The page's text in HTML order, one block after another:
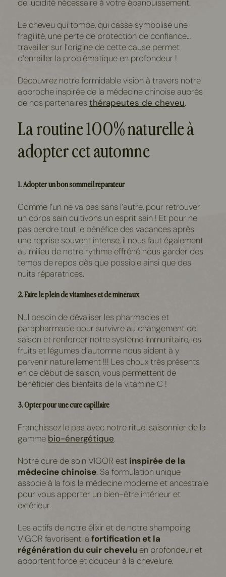
de lucidité nécessaire à votre épanouissement.
Le cheveu qui tombe, qui casse symbolise une
fragilité, une perte de protection de confiance…
travailler sur l’origine de cette cause permet
d’enrailler la problématique en profondeur !
Découvrez notre formidable vision à travers notre
approche inspirée de la médecine chinoise auprès
de nos partenaires thérapeutes de cheveu.
La routine 100% naturelle à
adopter cet automne
1. Adopter un bon sommeil réparateur
Comme l’un ne va pas sans l’autre, pour retrouver
un corps sain cultivons un esprit sain ! Et pour ne
pas perdre tout le bénéfice des vacances après
une reprise souvent intense, il nous faut également
au milieu de notre rythme effréné nous garder des
temps de repos dès que possible ainsi que des
nuits réparatrices.
2. Faire le plein de vitamines et de minéraux
Nul besoin de dévaliser les pharmacies et
parapharmacie pour survivre au changement de
saison et renforcer notre système immunitaire, les
fruits et légumes d’automne nous aident à y
parvenir naturellement !!! Les choux très présents
en ce début de saison, vous permettent de
bénéficier des bienfaits de la vitamine C !
3. Opter pour une cure capillaire
Franchissez le pas avec notre rituel saisonnier de la
gamme bio-énergétique.
Notre cure de soin VIGOR est inspirée de la
médecine chinoise. Sa formulation unique
associe à la fois la médecine moderne et ancestrale
pour vous apporter un bien-être intérieur et
extérieur.
Les actifs de notre élixir et de notre shampoing
VIGOR favorisent la fortification et la
régénération du cuir chevelu en profondeur et
apportent force et douceur à la chevelure.